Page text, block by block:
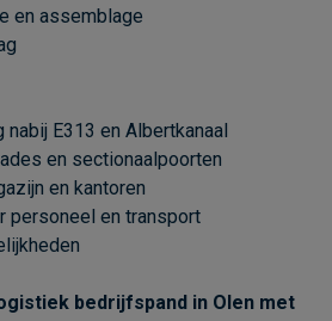
en assemblage
E313 en Albertkanaal
en sectionaalpoorten
en kantoren
personeel en transport
bedrijfspand in Olen met